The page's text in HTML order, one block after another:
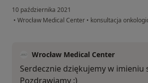
10 października 2021
• Wrocław Medical Center • konsultacja
Wrocław Medical Center
Serdecznie dziękujemy w imieniu
Pozdrawiamy :)